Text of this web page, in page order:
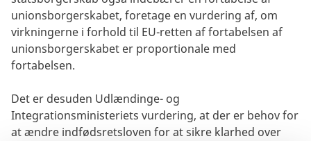
unionsborgerskabet, foretage en vurdering af, om
virkningerne i forhold til EU-retten af fortabelsen af
unionsborgerskabet er proportionale med
fortabelsen.
Det er desuden Udlændinge- og
Integrationsministeriets vurdering, at der er behov for
at ændre indfødsretsloven for at sikre klarhed over